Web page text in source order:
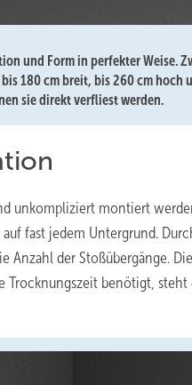
und Form in perfekter Weise.
180 cm breit, bis 260 cm
sie direkt verfliest werden.
unkompliziert montiert
fast jedem Untergrund.
Anzahl der Stoßübergänge.
Trocknungszeit benötigt,